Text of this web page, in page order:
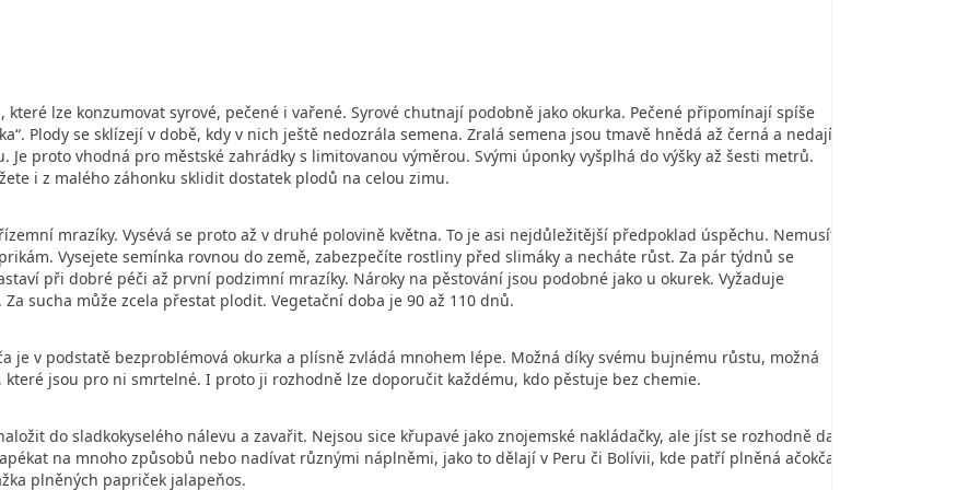
lze konzumovat syrové, pečené i vařené. Syrové chutnají podobně jako okurka. Pečené připomínají spíše
Plody se sklízejí v době, kdy v nich ještě nedozrála semena. Zralá semena jsou tmavě hnědá až černá a nedají
Je proto vhodná pro městské zahrádky s limitovanou výměrou. Svými úponky vyšplhá do výšky až šesti metrů.
i z malého záhonku sklidit dostatek plodů na celou zimu.
mrazíky. Vysévá se proto až v druhé polovině května. To je asi nejdůležitější předpoklad úspěchu. Nemusíte
Vysejete semínka rovnou do země, zabezpečíte rostliny před slimáky a necháte růst. Za pár týdnů se
při dobré péči až první podzimní mrazíky. Nároky na pěstování jsou podobné jako u okurek. Vyžaduje
sucha může zcela přestat plodit. Vegetační doba je 90 až 110 dnů.
je v podstatě bezproblémová okurka a plísně zvládá mnohem lépe. Možná díky svému bujnému růstu, možná
jsou pro ni smrtelné. I proto ji rozhodně lze doporučit každému, kdo pěstuje bez chemie.
do sladkokyselého nálevu a zavařit. Nejsou sice křupavé jako znojemské nakládačky, ale jíst se rozhodně dají.
na mnoho způsobů nebo nadívat různými náplněmi, jako to dělají v Peru či Bolívii, kde patří plněná ačokča
plněných papriček jalapeňos.